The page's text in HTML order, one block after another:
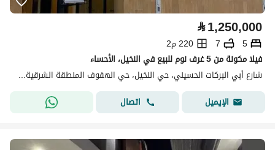
⃁1,250,000
5
7
220 م2
فيلا مكونة من 5 غرف نوم للبيع في النخيل، الأحساء
شارع أبي البركات الحسيني، حي النخيل، حي الهفوف المنطقة الشرقية، الأحساء
الإيميل
اتصال